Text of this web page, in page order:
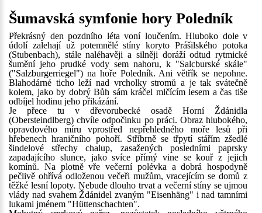
Šumavská symfonie hory Poledník
Překrásný den pozdního léta voní loučením. Hluboko dole v
údolí zalehají už potemnělé stíny koryto Prášilského potoka
(Stubenbach), stále naléhavěji a silněji doráží odtud rytmické
šumění jeho prudké vody sem nahoru, k "Salcburské skále"
("Salzburgerriegel") na hoře Poledník. Ani větřík se nepohne.
Blahodárné ticho leží nad vrcholky stromů a je tak svátečně
kolem, jako by dobrý Bůh sám kráčel mlčícím lesem a čas tiše
odbíjel hodinu jeho přikázání.
Je přece tu v dřevorubecké osadě Horní Ždánidla
(Obersteindlberg) chvíle odpočinku po práci. Obraz hlubokého,
opravdového míru vprostřed nepřehledného moře lesů při
hřebenech hraničního pohoří. Stříbrně se třpytí stářím zšedlé
šindelové střechy chalup, zasažených posledními paprsky
zapadajícího slunce, jako svíce přímý vine se kouř z jejich
komínů. Na plotně vře večerní polévka a dobrá hospodyně
pečlivě ohřívá odloženou večeři mužům, vracejícím se domů z
těžké lesní lopoty. Nebude dlouho trvat a večerní stíny se ujmou
vlády nad svahem Ždánidel zvaným "Eisenhäng" i nad tamními
lukami jménem "Hüttenschachten".